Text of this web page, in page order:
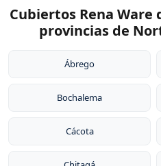
Cubiertos Rena Ware
provincias de
Ábrego
Bochalema
Cácota